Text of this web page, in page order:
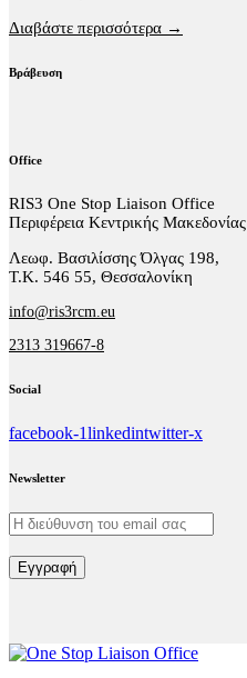
Διαβάστε περισσότερα →
Βράβευση
Office
RIS3 One Stop Liaison Office
Περιφέρεια Κεντρικής Μακεδονίας
Λεωφ. Βασιλίσσης Όλγας 198,
Τ.Κ. 546 55, Θεσσαλονίκη
info@ris3rcm.eu
2313 319667-8
Social
facebook-1linkedintwitter-x
Newsletter
Εγγραφή